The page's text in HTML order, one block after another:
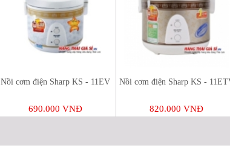
Nồi cơm điện Sharp KS - 11EV
690.000 VNĐ
Nồi cơm điện Sharp KS -
820.000 VNĐ